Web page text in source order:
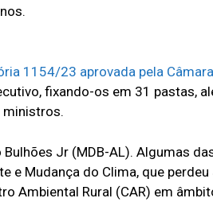
1154/23 aprovada pela
fixando-os em 31 pastas,
Jr (MDB-AL). Algumas
e Mudança do Clima, que perdeu
Ambiental Rural (CAR) em